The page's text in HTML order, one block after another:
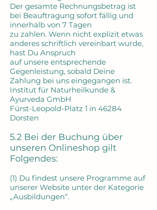
Der gesamte Rechnungsbetrag ist
bei Beauftragung sofort fällig und
innerhalb von 7 Tagen
zu zahlen. Wenn nicht explizit etwas
anderes schriftlich vereinbart wurde,
hast Du Anspruch
auf unsere entsprechende
Gegenleistung, sobald Deine
Zahlung bei uns eingegangen ist.
Institut für Naturheilkunde &
Ayurveda GmbH
Fürst-Leopold-Platz 1 in 46284
Dorsten
5.2 Bei der Buchung über
unseren Onlineshop gilt
Folgendes:
(1) Du findest unsere Programme auf
unserer Website unter der Kategorie
„Ausbildungen“.